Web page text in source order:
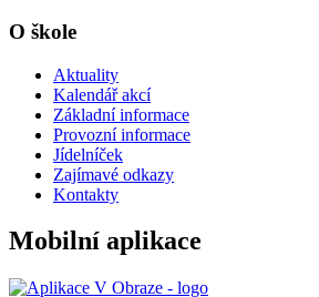
O škole
Aktuality
Kalendář akcí
Základní informace
Provozní informace
Jídelníček
Zajímavé odkazy
Kontakty
Mobilní aplikace